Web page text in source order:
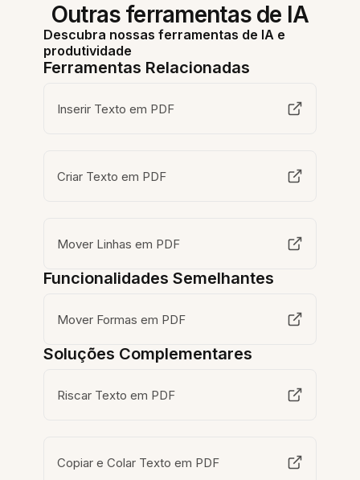
Outras ferramentas de IA
Descubra nossas ferramentas de IA e
produtividade
Ferramentas Relacionadas
Inserir Texto em PDF
Criar Texto em PDF
Mover Linhas em PDF
Funcionalidades Semelhantes
Mover Formas em PDF
Soluções Complementares
Riscar Texto em PDF
Copiar e Colar Texto em PDF